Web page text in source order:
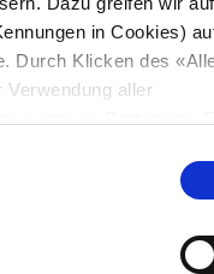
in Cookies)
Durch Klicken des
aller
Seitenende klicken.
gemeldet und haben
Weitere Informationen